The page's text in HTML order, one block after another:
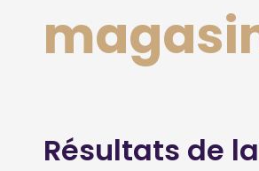
Résultats de